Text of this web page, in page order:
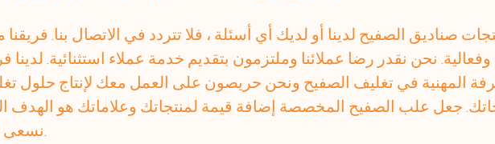
صناديق الصفيح لدينا أو لديك أي أسئلة ، فلا تتردد في الاتصال بنا. فريقنا
نحن نقدر رضا عملائنا وملتزمون بتقديم خدمة عملاء استثنائية. لدينا
المهنية في تغليف الصفيح ونحن حريصون على العمل معك لإنتاج حلول
جعل علب الصفيح المخصصة إضافة قيمة لمنتجاتك وعلاماتك هو الهدف
نسعى إليه.